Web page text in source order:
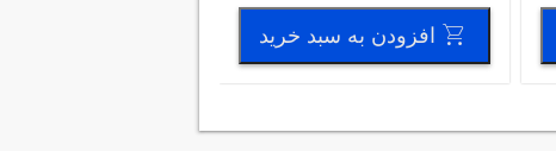
افزودن به سبد خرید